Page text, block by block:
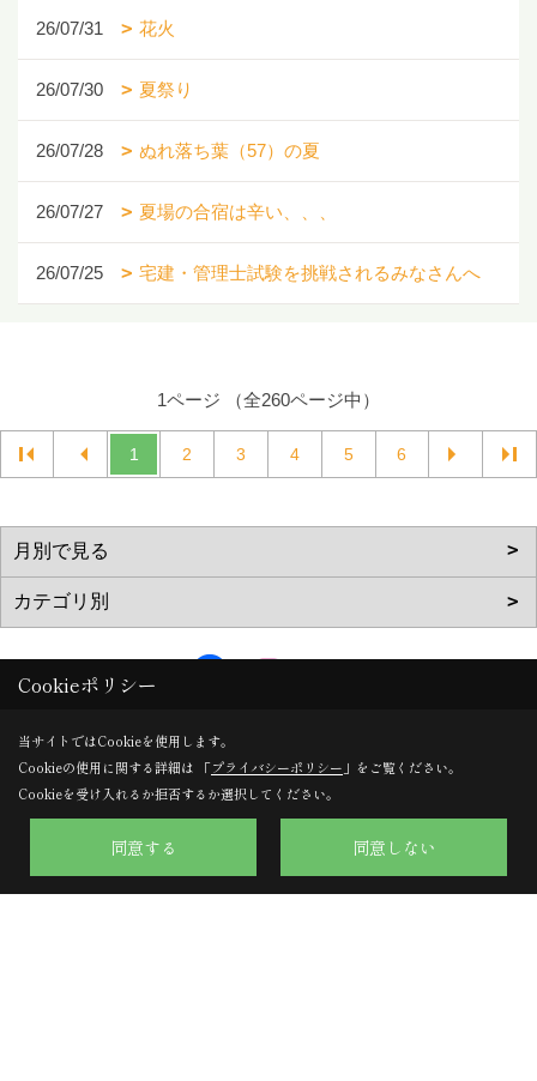
26/07/31 花火
26/07/30 夏祭り
26/07/28 ぬれ落ち葉（57）の夏
26/07/27 夏場の合宿は辛い、、、
26/07/25 宅建・管理士試験を挑戦されるみなさんへ
1ページ （全260ページ中）
1 2 3 4 5 6
〒617-0002
京都府向日市寺戸町向畑52-12
Cookieポリシー
当サイトではCookieを使用します。
Cookieの使用に関する詳細は 「プライバシーポリシー 」をご覧ください。
Cookieを受け入れるか拒否するか選択してください。
同意する 同意しない